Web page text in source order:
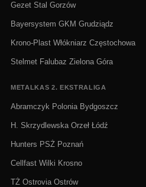
Gezet Stal Gorzów
Bayersystem GKM Grudziądz
Krono-Plast Włókniarz Częstochowa
Stelmet Falubaz Zielona Góra
METALKAS 2. EKSTRALIGA
Abramczyk Polonia Bydgoszcz
H. Skrzydlewska Orzeł Łódź
Hunters PSŻ Poznań
Cellfast Wilki Krosno
TŻ Ostrovia Ostrów